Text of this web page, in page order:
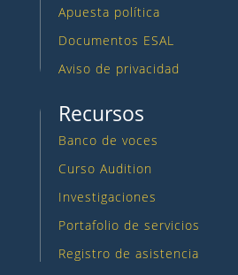
Apuesta política
Documentos ESAL
Aviso de privacidad
Recursos
Banco de voces
Curso Audition
Investigaciones
Portafolio de servicios
Registro de asistencia